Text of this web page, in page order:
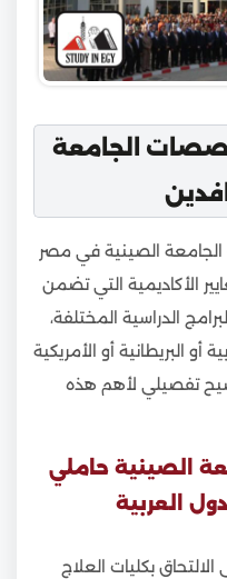
الجامعة
الصينية في مصر
الأكاديمية التي تضمن
الدراسية المختلفة،
أو البريطانية أو الأمريكية
تفصيلي لأهم هذه
الصينية حاملي
العربية
بكليات العلاج